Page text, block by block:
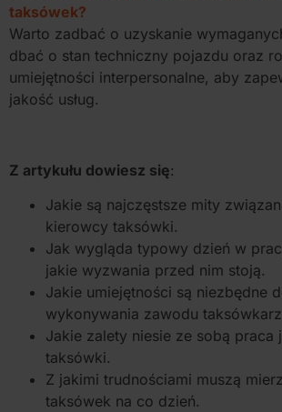
taksówek?
Warto zadbać o uzyskanie
dbać o stan techniczny pojazdu oraz
umiejętności interpersonalne, aby
jakość usług.
Z artykułu dowiesz się:
Jakie są najczęstsze mity
kierowcy taksówki.
Jak wygląda typowy dzień w
jakie wyzwania przed nim stoją.
Jakie umiejętności są niezbędne
wykonywania zawodu
Jakie zalety niesie ze sobą praca
taksówki.
Z jakimi trudnościami muszą
taksówek na co dzień.